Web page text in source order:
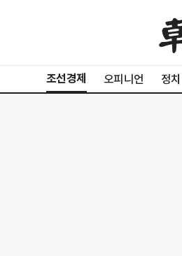
조선경제 오피니언 정치